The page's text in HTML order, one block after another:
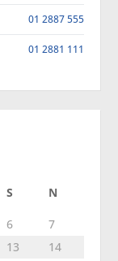
01 2887 555
01 2881 111
S N
6
7
13
14